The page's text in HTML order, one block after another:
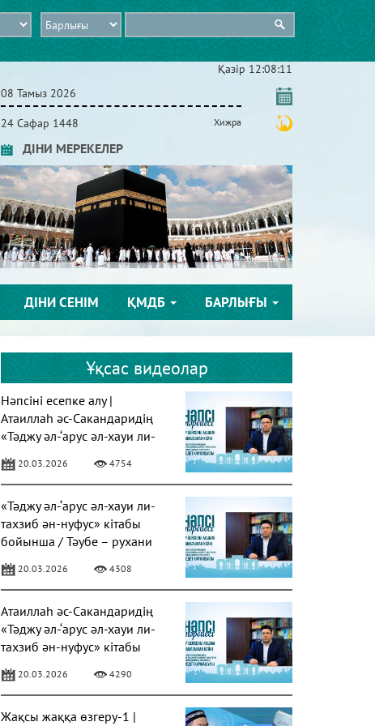
Қазір 12:08:12
08 Тамыз 2026
24 Сафар 1448 Хижра
ДІНИ МЕРЕКЕЛЕР
ДІНИ СЕНІМ ҚМДБ БАРЛЫҒЫ
Ұқсас видеолар
Нәпсіні есепке алу |
Атаиллаһ әс-Сакандаридің
«Тәджу әл-‘арус әл-хауи ли-
20.03.2026 4754
«Тәджу әл-‘арус әл-хауи ли-
тахзиб ән-нуфус» кітабы
бойынша / Тәубе – рухани
20.03.2026 4308
Атаиллаһ әс-Сакандаридің
«Тәджу әл-‘арус әл-хауи ли-
тахзиб ән-нуфус» кітабы
20.03.2026 4290
Жақсы жаққа өзгеру-1 |